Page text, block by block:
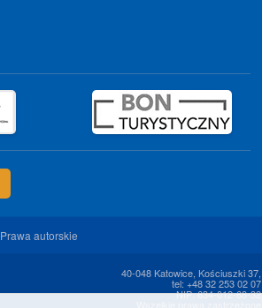
Prawa autorskie
40-048 Katowice, Kościuszki 37,
tel: +48 32 253 02 07
NIP: 634-012-68-32